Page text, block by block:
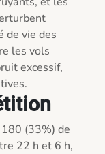
de vie des
les vols
excessif,
(33%) de
22 h et 6 h,